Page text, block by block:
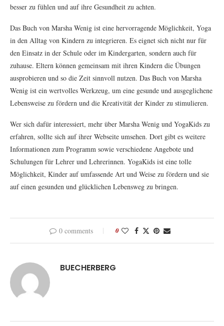
besser zu fühlen und auf ihre Gesundheit zu achten.
Das Buch von Marsha Wenig ist eine hervorragende Möglichkeit, Yoga
in den Alltag von Kindern zu integrieren. Es eignet sich nicht nur für
den Einsatz in der Schule oder im Kindergarten, sondern auch für
zuhause. Eltern können gemeinsam mit ihren Kindern die Übungen
ausprobieren und so die Zeit sinnvoll nutzen. Das Buch von Marsha
Wenig ist ein wertvolles Werkzeug, um eine gesunde und ausgeglichene
Lebensweise zu fördern und die Kreativität der Kinder zu stimulieren.
Wer sich dafür interessiert, mehr über Marsha Wenig und YogaKids zu
erfahren, sollte sich auf ihrer Webseite umsehen. Dort gibt es weitere
Informationen zum Programm sowie verschiedene Angebote und
Schulungen für Lehrer und Lehrerinnen. YogaKids ist eine tolle
Möglichkeit, Kinder auf umfassende Art und Weise zu fördern und sie
auf einen gesunden und glücklichen Lebensweg zu bringen.
0 comments 0
BUECHERBERG